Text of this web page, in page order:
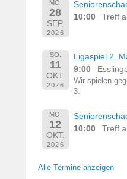
MO.
28
SEP.
2026
10:00
Treff
SO.
11
OKT.
2026
Ligaspiel 2.
9:00
Wir spielen
3.
MO.
12
OKT.
2026
10:00
Treff
Alle Termine anzeigen